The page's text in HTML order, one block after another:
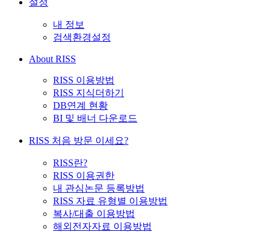
설정
내 정보
검색환경설정
About RISS
RISS 이용방법
RISS 지식더하기
DB연계 현황
BI 및 배너 다운로드
RISS 처음 방문 이세요?
RISS란?
RISS 이용권한
내 관심논문 등록방법
RISS 자료 유형별 이용방법
복사/대출 이용방법
해외전자자료 이용방법